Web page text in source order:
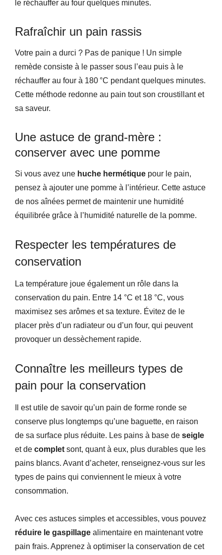
le réchauffer au four quelques minutes.
Rafraîchir un pain rassis
Votre pain a durci ? Pas de panique ! Un simple
remède consiste à le passer sous l’eau puis à le
réchauffer au four à 180 °C pendant quelques minutes.
Cette méthode redonne au pain tout son croustillant et
sa saveur.
Une astuce de grand-mère :
conserver avec une pomme
Si vous avez une huche hermétique pour le pain,
pensez à ajouter une pomme à l’intérieur. Cette astuce
de nos aînées permet de maintenir une humidité
équilibrée grâce à l’humidité naturelle de la pomme.
Respecter les températures de
conservation
La température joue également un rôle dans la
conservation du pain. Entre 14 °C et 18 °C, vous
maximisez ses arômes et sa texture. Évitez de le
placer près d’un radiateur ou d’un four, qui peuvent
provoquer un dessèchement rapide.
Connaître les meilleurs types de
pain pour la conservation
Il est utile de savoir qu’un pain de forme ronde se
conserve plus longtemps qu’une baguette, en raison
de sa surface plus réduite. Les pains à base de seigle
et de complet sont, quant à eux, plus durables que les
pains blancs. Avant d’acheter, renseignez-vous sur les
types de pains qui conviennent le mieux à votre
consommation.
Avec ces astuces simples et accessibles, vous pouvez
réduire le gaspillage alimentaire en maintenant votre
pain frais. Apprenez à optimiser la conservation de cet